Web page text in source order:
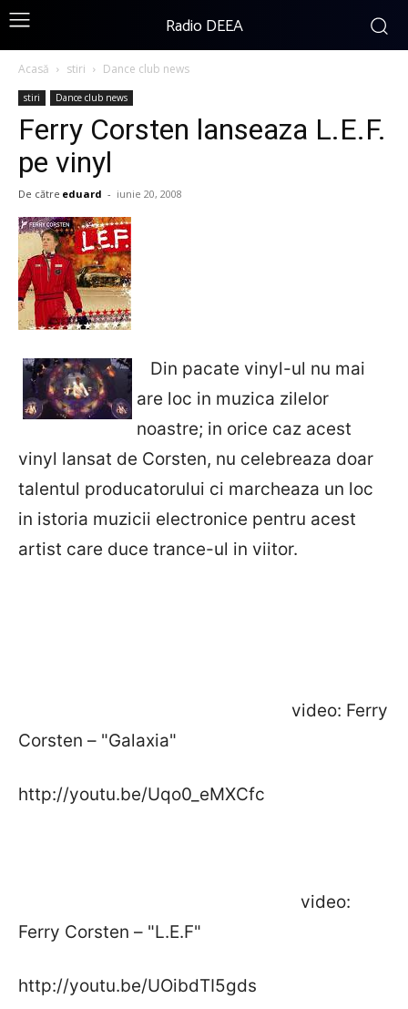
Radio DEEA
Acasă stiri Dance club news
stiri Dance club news
Ferry Corsten lanseaza L.E.F.
pe vinyl
De către eduard - iunie 20, 2008
Din pacate vinyl-ul nu mai
are loc in muzica zilelor
noastre; in orice caz acest
vinyl lansat de Corsten, nu celebreaza doar
talentul producatorului ci marcheaza un loc
in istoria muzicii electronice pentru acest
artist care duce trance-ul in viitor.
video: Ferry
Corsten – "Galaxia"
http://youtu.be/Uqo0_eMXCfc
video:
Ferry Corsten – "L.E.F"
http://youtu.be/UOibdTI5gds